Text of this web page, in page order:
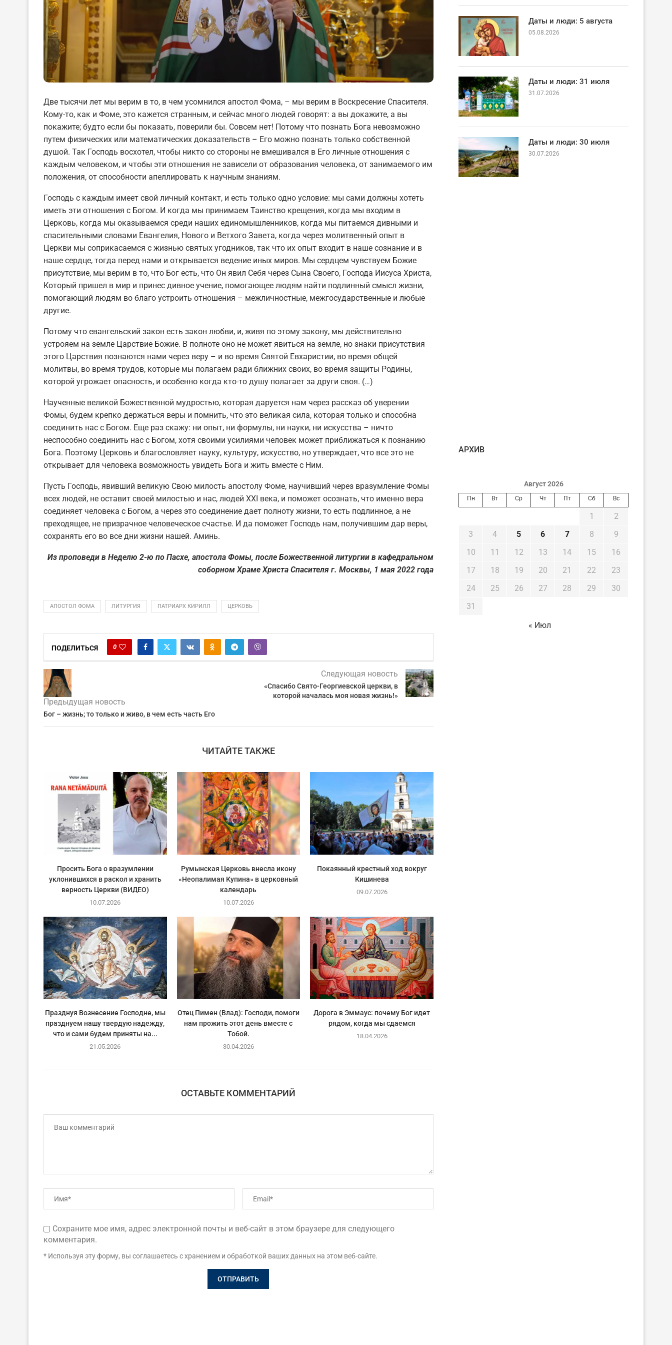
Две тысячи лет мы верим в то, в чем усомнился апостол Фома, – мы верим в Воскресение Спасителя.
Кому-то, как и Фоме, это кажется странным, и сейчас много людей говорят: а вы докажите, а вы
покажите; будто если бы показать, поверили бы. Совсем нет! Потому что познать Бога невозможно
путем физических или математических доказательств – Его можно познать только собственной
душой. Так Господь восхотел, чтобы никто со стороны не вмешивался в Его личные отношения с
каждым человеком, и чтобы эти отношения не зависели от образования человека, от занимаемого им
положения, от способности апеллировать к научным знаниям.
Господь с каждым имеет свой личный контакт, и есть только одно условие: мы сами должны хотеть
иметь эти отношения с Богом. И когда мы принимаем Таинство крещения, когда мы входим в
Церковь, когда мы оказываемся среди наших единомышленников, когда мы питаемся дивными и
спасительными словами Евангелия, Нового и Ветхого Завета, когда через молитвенный опыт в
Церкви мы соприкасаемся с жизнью святых угодников, так что их опыт входит в наше сознание и в
наше сердце, тогда перед нами и открывается ведение иных миров. Мы сердцем чувствуем Божие
присутствие, мы верим в то, что Бог есть, что Он явил Себя через Сына Своего, Господа Иисуса Христа,
Который пришел в мир и принес дивное учение, помогающее людям найти подлинный смысл жизни,
помогающий людям во благо устроить отношения – межличностные, межгосударственные и любые
другие.
Потому что евангельский закон есть закон любви, и, живя по этому закону, мы действительно
устрояем на земле Царствие Божие. В полноте оно не может явиться на земле, но знаки присутствия
этого Царствия познаются нами через веру – и во время Святой Евхаристии, во время общей
молитвы, во время трудов, которые мы полагаем ради ближних своих, во время защиты Родины,
которой угрожает опасность, и особенно когда кто-то душу полагает за други своя. (…)
Наученные великой Божественной мудростью, которая даруется нам через рассказ об уверении
Фомы, будем крепко держаться веры и помнить, что это великая сила, которая только и способна
соединить нас с Богом. Еще раз скажу: ни опыт, ни формулы, ни науки, ни искусства – ничто
неспособно соединить нас с Богом, хотя своими усилиями человек может приближаться к познанию
Бога. Поэтому Церковь и благословляет науку, культуру, искусство, но утверждает, что все это не
открывает для человека возможность увидеть Бога и жить вместе с Ним.
Пусть Господь, явивший великую Свою милость апостолу Фоме, научивший через вразумление Фомы
всех людей, не оставит своей милостью и нас, людей XXI века, и поможет осознать, что именно вера
соединяет человека с Богом, а через это соединение дает полноту жизни, то есть подлинное, а не
преходящее, не призрачное человеческое счастье. И да поможет Господь нам, получившим дар веры,
сохранять его во все дни жизни нашей. Аминь.
Из проповеди в Неделю 2-ю по Пасхе, апостола Фомы, после Божественной литургии в кафедральном
соборном Храме Христа Спасителя г. Москвы, 1 мая 2022 года
АПОСТОЛ ФОМА ЛИТУРГИЯ ПАТРИАРХ КИРИЛЛ ЦЕРКОВЬ
ПОДЕЛИТЬСЯ 0
Предыдущая новость
Бог – жизнь; то только и живо, в чем есть часть Его
Следующая новость
«Спасибо Свято-Георгиевской церкви, в
которой началась моя новая жизнь!»
ЧИТАЙТЕ ТАКЖЕ
Просить Бога о вразумлении
уклонившихся в раскол и хранить
верность Церкви (ВИДЕО)
10.07.2026
Румынская Церковь внесла икону
«Неопалимая Купина» в церковный
календарь
10.07.2026
Покаянный крестный ход вокруг
Кишинева
09.07.2026
Празднуя Вознесение Господне, мы
празднуем нашу твердую надежду,
что и сами будем приняты на...
21.05.2026
Отец Пимен (Влад): Господи, помоги
нам прожить этот день вместе с
Тобой.
30.04.2026
Дорога в Эммаус: почему Бог идет
рядом, когда мы сдаемся
18.04.2026
ОСТАВЬТЕ КОММЕНТАРИЙ
Сохраните мое имя, адрес электронной почты и веб-сайт в этом браузере для следующего
комментария.
* Используя эту форму, вы соглашаетесь с хранением и обработкой ваших данных на этом веб-сайте.
Даты и люди: 5 августа
05.08.2026
Даты и люди: 31 июля
31.07.2026
Даты и люди: 30 июля
30.07.2026
AРХИВ
Август 2026
Пн Вт Ср Чт Пт Сб Вс
1
2
3
4 5 6 7 8
9
10
11 12 13 14 15
16
17
18 19 20 21 22
23
24
25 26 27 28 29
30
31
« Июл